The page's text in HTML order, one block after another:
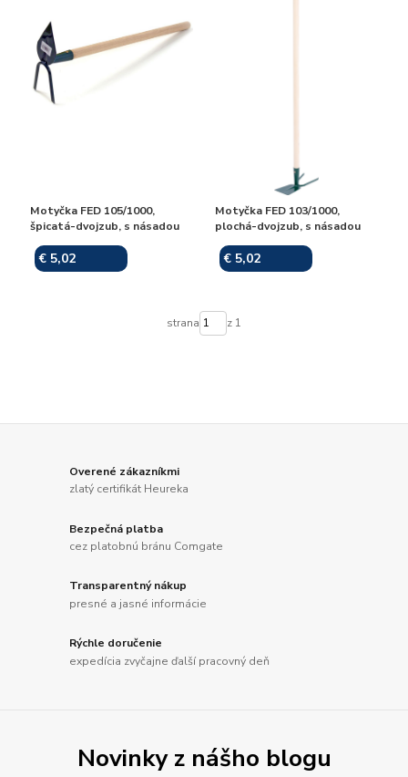
Motyčka FED 105/1000,
špicatá-dvojzub, s násadou
€ 5,02
Motyčka FED 103/1000,
plochá-dvojzub, s násadou
€ 5,02
strana z 1
Overené zákazníkmi
zlatý certifikát Heureka
Bezpečná platba
cez platobnú bránu Comgate
Transparentný nákup
presné a jasné informácie
Rýchle doručenie
expedícia zvyčajne ďalší pracovný deň
Novinky z nášho blogu